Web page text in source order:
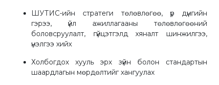
ШУТИС-ийн стратеги төлөвлөгөө, үр дүнгийн
гэрээ, үйл ажиллагааны төлөвлөгөөний
боловсруулалт, гүйцэтгэлд хяналт шинжилгээ,
үнэлгээ хийх
Холбогдох хууль эрх зүйн болон стандартын
шаардлагын мөрдөлтийг хангуулах